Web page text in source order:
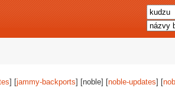
] [jammy-backports] [noble] [noble-updates] [